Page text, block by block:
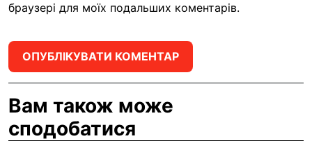
браузері для моїх подальших коментарів.
Вам також може
сподобатися